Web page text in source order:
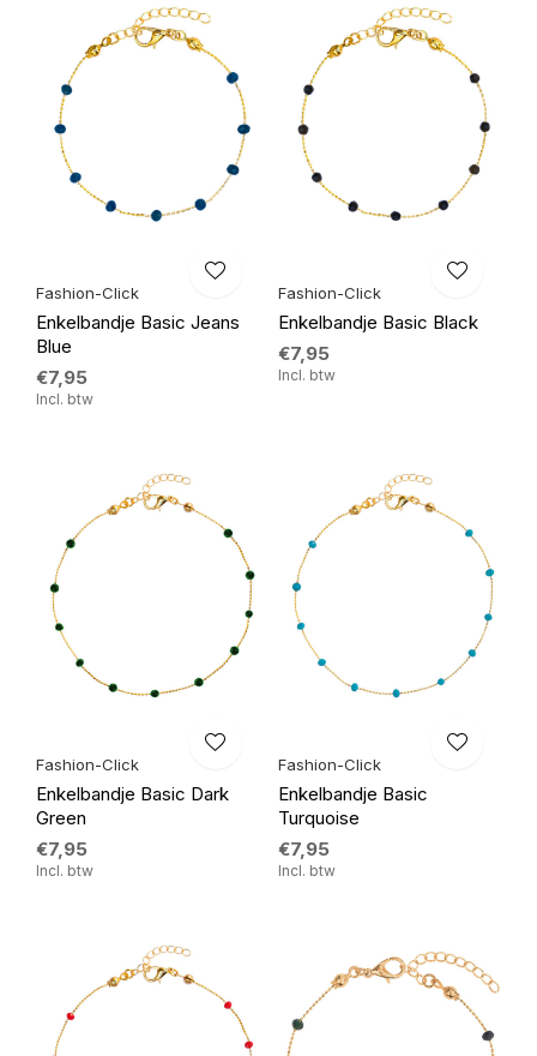
Fashion-Click
Enkelbandje Basic Jeans
Blue
€7,95
Incl. btw
Fashion-Click
Enkelbandje Basic Black
€7,95
Incl. btw
Fashion-Click
Enkelbandje Basic Dark
Green
€7,95
Incl. btw
Fashion-Click
Enkelbandje Basic
Turquoise
€7,95
Incl. btw